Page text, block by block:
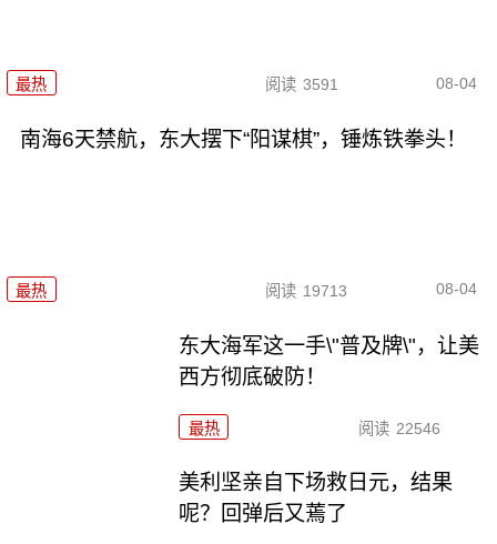
最热 阅读 3591 08-04
南海6天禁航，东大摆下“阳谋棋”，锤炼铁拳头！
最热 阅读 19713 08-04
东大海军这一手\"普及牌\"，让美
西方彻底破防！
最热 阅读 22546
美利坚亲自下场救日元，结果
呢？回弹后又蔫了